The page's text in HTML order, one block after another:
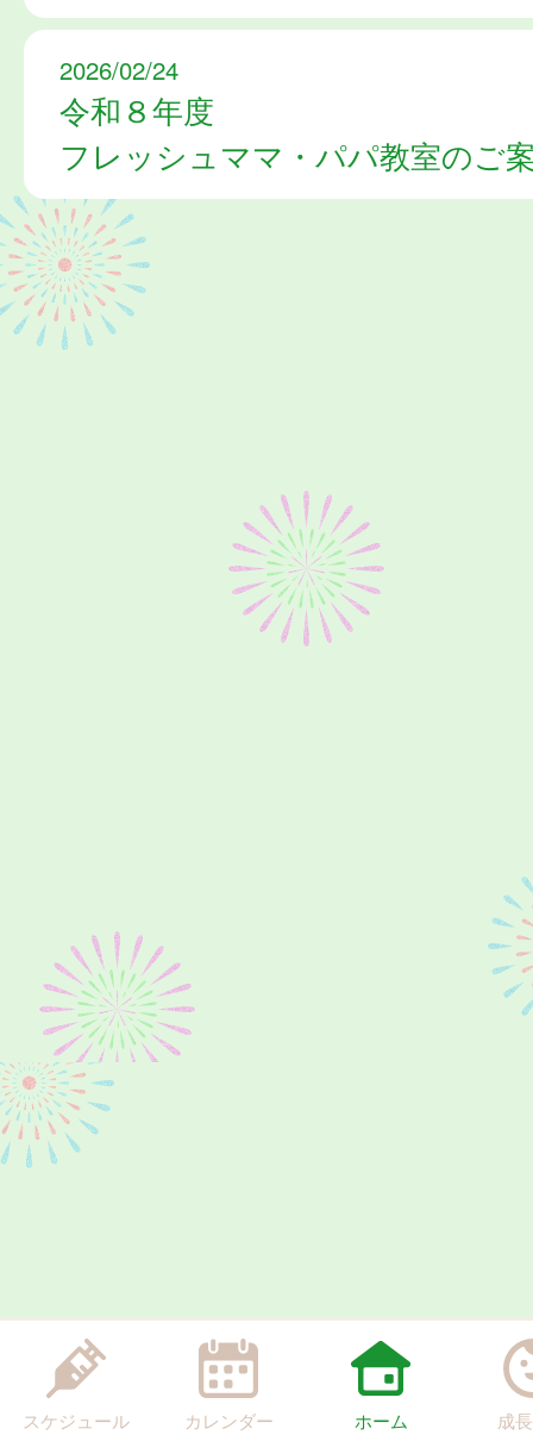
2026/02/24
令和８年度
フレッシュママ・パパ教室のご
スケジュール カレンダー ホーム 成